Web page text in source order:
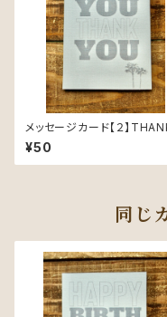
メッセージカード【２】
OU THANK YOU -
Card-
¥50
同じ